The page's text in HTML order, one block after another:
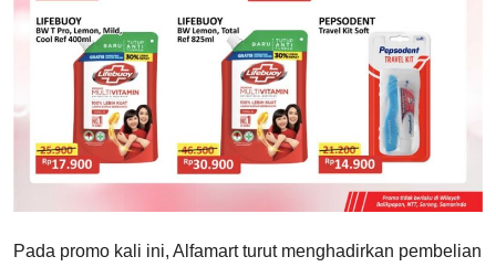
Pada promo kali ini, Alfamart turut menghadirkan pembelian